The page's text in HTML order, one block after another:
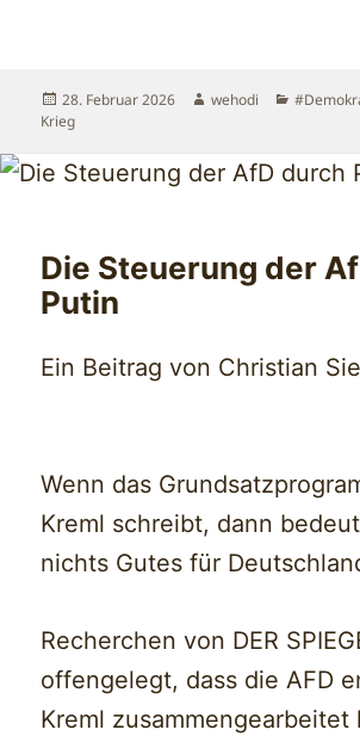
Veröffentlicht
am
28. Februar 2026 Autor
wehodi
Krieg
Die Steuerung der
Putin
Ein Beitrag von Christian
Wenn das
Kreml schreibt, dann
nichts Gutes für
Recherchen von DER
offengelegt, dass die AFD
Kreml zusammengearbeitet